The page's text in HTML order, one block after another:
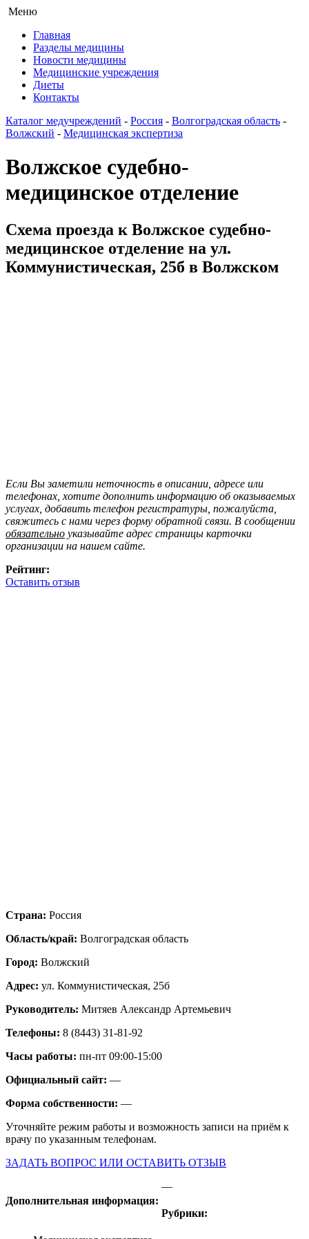
Меню
Главная
Разделы медицины
Новости медицины
Медицинские учреждения
Диеты
Контакты
Каталог медучреждений - Россия - Волгоградская область -
Волжский - Медицинская экспертиза
Волжское судебно-
медицинское отделение
Схема проезда к Волжское судебно-
медицинское отделение на ул.
Коммунистическая, 25б в Волжском
Если Вы заметили неточность в описании, адресе или
телефонах, хотите дополнить информацию об оказываемых
услугах, добавить телефон регистратуры, пожалуйста,
свяжитесь с нами через форму обратной связи. В сообщении
обязательно указывайте адрес страницы карточки
организации на нашем сайте.
Рейтинг:
Оставить отзыв
Страна: Россия
Область/край: Волгоградская область
Город: Волжский
Адрес: ул. Коммунистическая, 25б
Руководитель: Митяев Александр Артемьевич
Телефоны: 8 (8443) 31-81-92
Часы работы: пн-пт 09:00-15:00
Официальный сайт: —
Форма собственности: —
Уточняйте режим работы и возможность записи на приём к
врачу по указанным телефонам.
ЗАДАТЬ ВОПРОС ИЛИ ОСТАВИТЬ ОТЗЫВ
Дополнительная информация:
—
Рубрики: